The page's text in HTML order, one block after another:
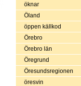
öknar
Öland
öppen källkod
Örebro
Örebro län
Öregrund
Öresundsregionen
öresvin